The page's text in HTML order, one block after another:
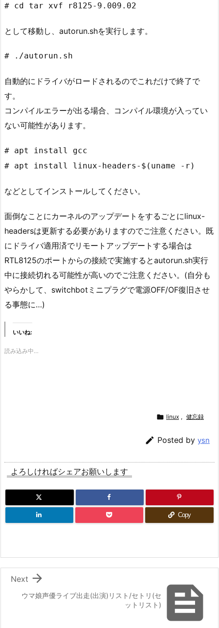
# cd tar xvf r8125-9.009.02
として移動し、autorun.shを実行します。
# ./autorun.sh
自動的にドライバがロードされるのでこれだけで終了で
す。
コンパイルエラーが出る場合、コンパイル環境が入ってい
ない可能性があります。
# apt install gcc
# apt install linux-headers-$(uname -r)
などとしてインストールしてください。
面倒なことにカーネルのアップデートをするごとにlinux-
headersは更新する必要がありますのでご注意ください。既
にドライバ適用済でリモートアップデートする場合は
RTL8125のポートからの接続で実施するとautorun.sh実行
中に接続切れる可能性が高いのでご注意ください。(自分も
やらかして、switchbotミニプラグで電源OFF/OF復旧させ
る事態に…)
いいね:
読み込み中…
 linux , 健忘録
 Posted by ysn
よろしければシェアお願いします
Copy

ウマ娘声優ライブ出走(出演)リスト/セトリ(セ
ットリスト)

Next